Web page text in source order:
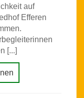
auf
Efferen
[...]